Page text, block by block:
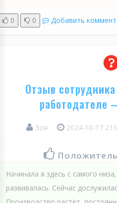
0 0 Добавить
Отзыв
работодателе
Зоя 2024-10-17
Начинала я здесь с самого
развивалась. Сейчас